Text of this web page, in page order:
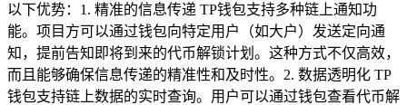
以下优势：1. 精准的信息传递 TP钱包支持多种链上通知功
能。项目方可以通过钱包向特定用户（如大户）发送定向通
知，提前告知即将到来的代币解锁计划。这种方式不仅高效，
而且能够确保信息传递的精准性和及时性。2. 数据透明化 TP
钱包支持链上数据的实时查询。用户可以通过钱包查看代币解